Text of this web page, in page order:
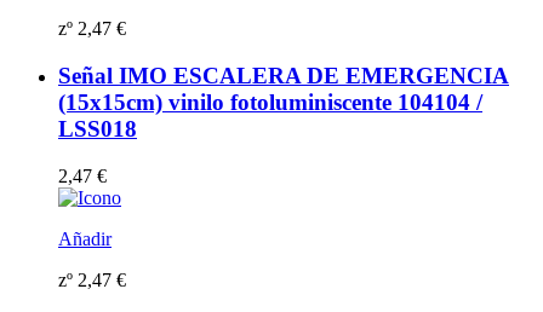
zº 2,47 €
Señal IMO ESCALERA DE EMERGENCIA
(15x15cm) vinilo fotoluminiscente 104104 /
LSS018
2,47 €
Añadir
zº 2,47 €